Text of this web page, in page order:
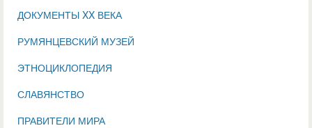
ДОКУМЕНТЫ XX ВЕКА
РУМЯНЦЕВСКИЙ МУЗЕЙ
ЭТНОЦИКЛОПЕДИЯ
СЛАВЯНСТВО
ПРАВИТЕЛИ МИРА